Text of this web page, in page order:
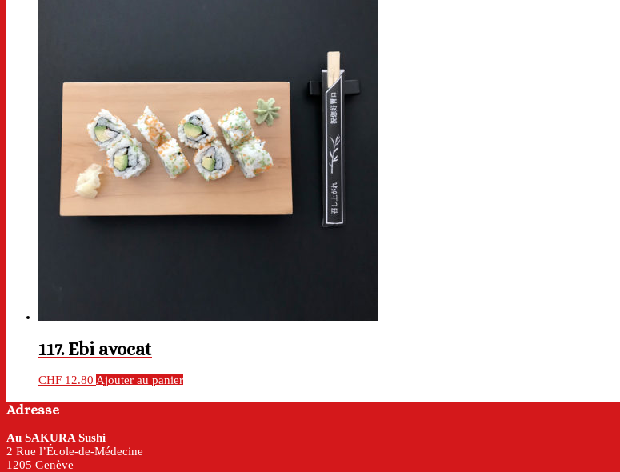
117. Ebi avocat
CHF 12.80 Ajouter au panier
Adresse
Au SAKURA Sushi
2 Rue l’École-de-Médecine
1205 Genève